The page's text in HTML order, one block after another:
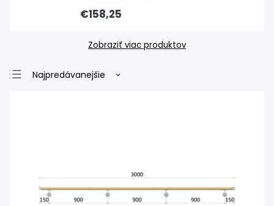
€158,25
Zobraziť viac produktov
Najpredávanejšie